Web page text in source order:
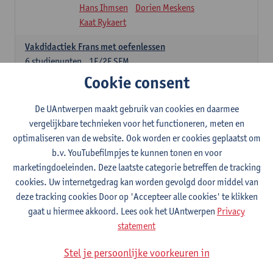
Hans Ihmsen
Dorien Meskens
Kaat Rykaert
Vakdidactiek Frans met oefenlessen
1E/2E SEM
6studiepunten
Mathea Simons
Veronik Bogaert
Mark Demyttenaere
Yann Morard
Karen Van De Putte
Vakdidactiek Engels met oefenlessen
1E/2E SEM
6studiepunten
Lesgever(s):
Tom Smits
Ellen De Breuker
Nele Kempenaers
Joke Prinsen
Vakdidactiek Duits met oefenlessen
1E/2E SEM
6studiepunten
Tom Smits Marise Van Tendeloo
Vakdidactiek Nederlands niet-thuistaal met oefenlessen
Cookie consent
De UAntwerpen maakt gebruik van cookies en daarmee
vergelijkbare technieken voor het functioneren, meten en
optimaliseren van de website. Ook worden er cookies geplaatst om
b.v. YouTubefilmpjes te kunnen tonen en voor
marketingdoeleinden. Deze laatste categorie betreffen de tracking
cookies. Uw internetgedrag kan worden gevolgd door middel van
deze tracking cookies Door op 'Accepteer alle cookies' te klikken
gaat u hiermee akkoord. Lees ook het UAntwerpen Privacy
statement
Stel je persoonlijke voorkeuren in